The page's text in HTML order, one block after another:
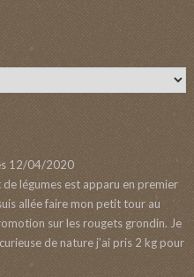
12/04/2020
légumes est apparu en premier
allée faire mon petit tour au
sur les rougets grondin. Je
de nature j’ai pris 2 kg pour